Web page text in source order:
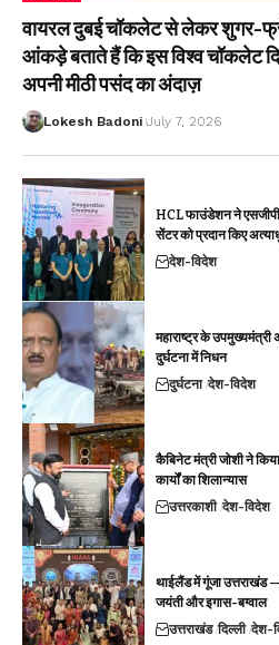
वायरल दुबई चॉकलेट से लेकर शुगर-फ्री
आंकड़े बताते हैं कि इस विश्व चॉकलेट
अपनी मीठी पसंद का अंदाज़
Lokesh Badoni July 7, 2026
HCL फाउंडेशन ने
सेंटर को प्रदान किए
देश-विदेश
महाराष्ट्र के उपमुख्यमंत्री
दुर्घटना में निधन
दुर्घटना देश-विदेश
कैबिनेट मंत्री जोशी ने
कार्यों का शिलान्यास
उत्तरकाशी देश-विदेश
थाईलैंड में गूंजा उत्तराखंड
जयंती और इगास-बग्वाल
उत्तराखंड दिल्ली देश-